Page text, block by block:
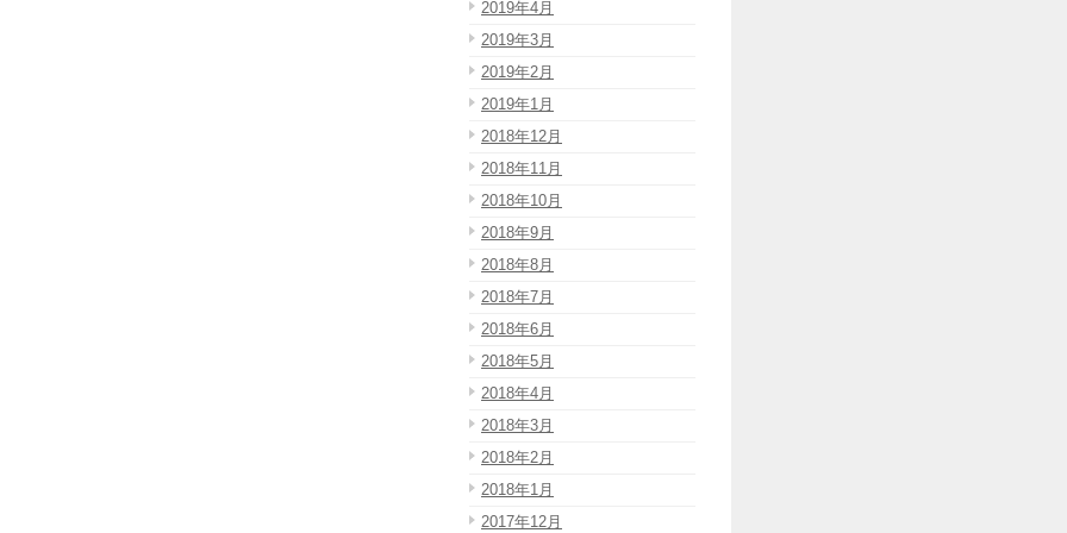
2019年4月
2019年3月
2019年2月
2019年1月
2018年12月
2018年11月
2018年10月
2018年9月
2018年8月
2018年7月
2018年6月
2018年5月
2018年4月
2018年3月
2018年2月
2018年1月
2017年12月